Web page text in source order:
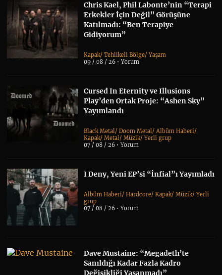
Chris Kael, Phil Labonte’nin “Terapi
Erkekler İçin Değil” Görüşüne
Katılmadı: “Ben Terapiye
Gidiyorum”
Kapak/Tehlikeli Bölge/Yaşam
09 / 08 / 26 •Yorum
Cursed In Eternity ve Illusions
Play’den Ortak Proje: “Ashen Sky”
Yayımlandı
Black Metal/Doom Metal/Albüm Haberi/
Kapak/Metal/Müzik/Yerli grup
07 / 08 / 26 •Yorum
I Deny, Yeni EP’si “İnfial”ı Yayımladı
Albüm Haberi/Hardcore/Kapak/Müzik/Yerli
grup
07 / 08 / 26 •Yorum
Dave Mustaine: “Megadeth’te
Sanıldığı Kadar Fazla Kadro
Değişikliği Yaşanmadı”